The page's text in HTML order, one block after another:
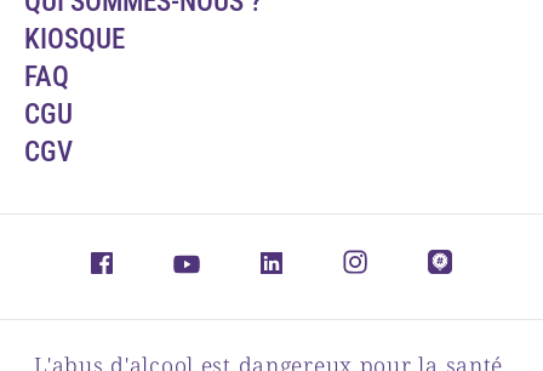
KIOSQUE
FAQ
CGU
CGV